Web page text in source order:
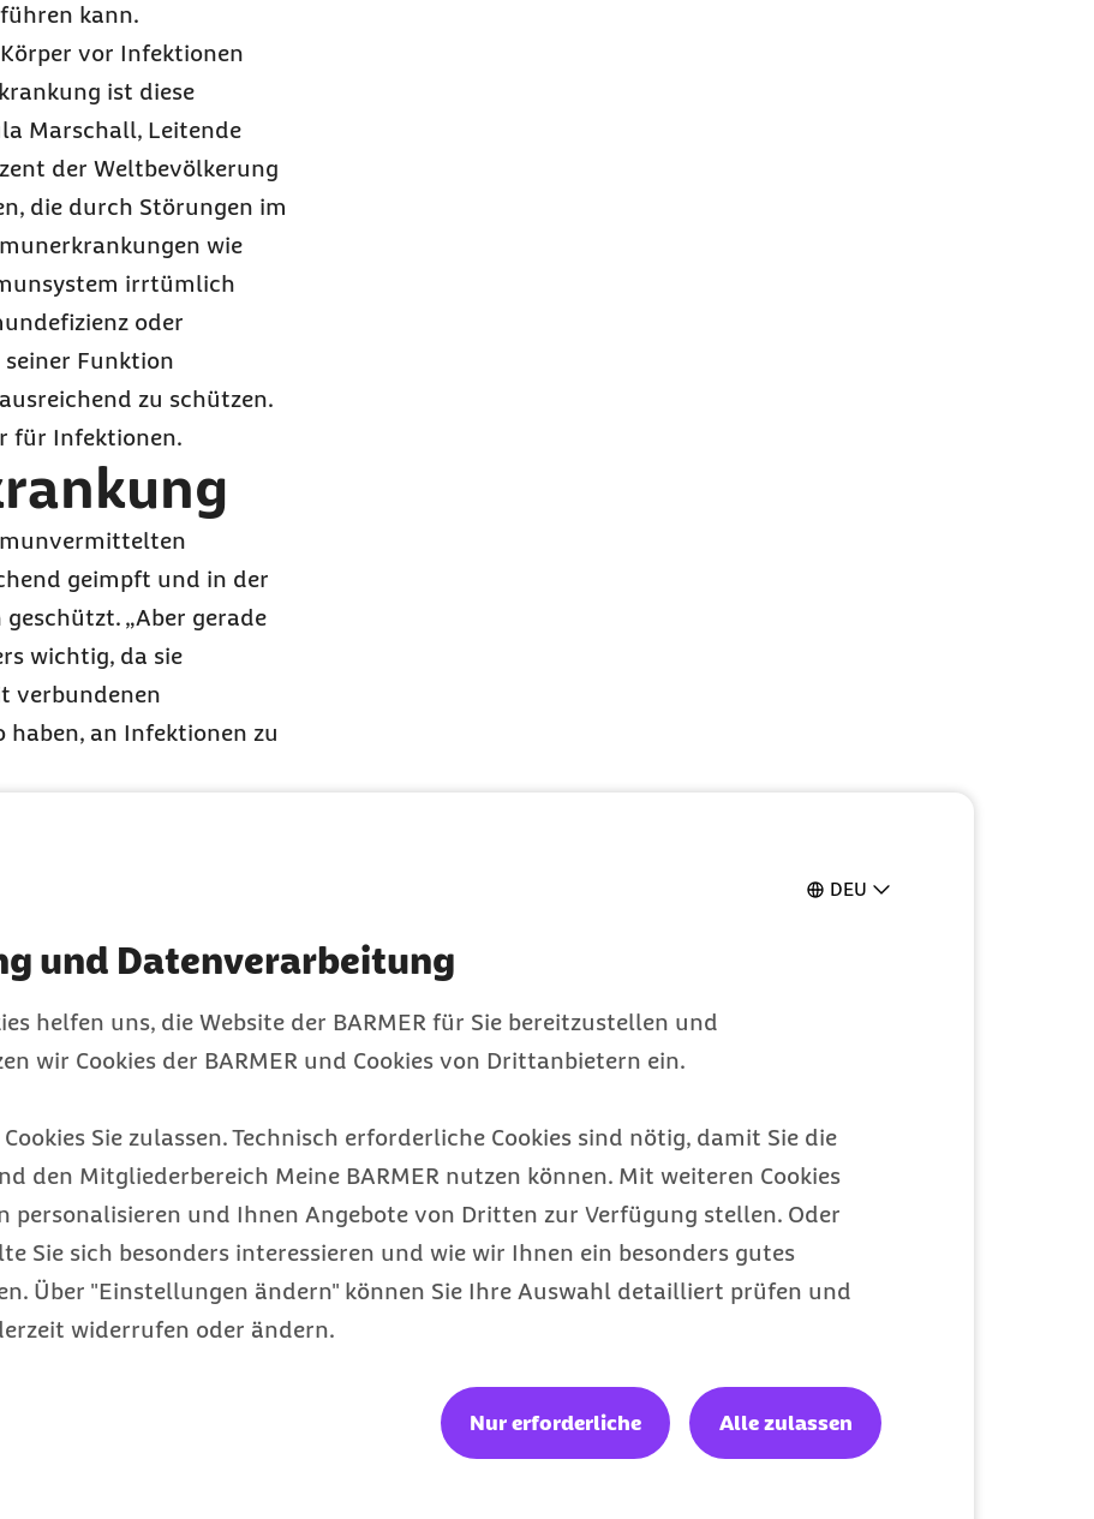
DEU
und Datenverarbeitung
helfen uns, die Website der BARMER für Sie bereitzustellen und
wir Cookies der BARMER und Cookies von Drittanbietern ein.
Sie zulassen. Technisch erforderliche Cookies sind nötig, damit Sie die
den Mitgliederbereich Meine BARMER nutzen können. Mit weiteren Cookies
personalisieren und Ihnen Angebote von Dritten zur Verfügung stellen. Oder
Sie sich besonders interessieren und wie wir Ihnen ein besonders gutes
Über "Einstellungen ändern" können Sie Ihre Auswahl detailliert prüfen und
widerrufen oder ändern.
Nur erforderliche Alle zulassen
kann.
vor Infektionen
ist diese
Marschall, Leitende
der Weltbevölkerung
die durch Störungen im
wie
irrtümlich
oder
Funktion
zu schützen.
für Infektionen.
geimpft und in der
„Aber gerade
wichtig, da sie
verbundenen
haben, an Infektionen zu
die das sich
unterdrückt oder
Infektionen wird erhöht,
nachkommen kann.
bisher wenig
des Gemeinsamen
mit diesem Thema.
wichtig?
Erkrankung und
besonders gefährdet
während der
der
Patientinnen und
Bestimmte
in jüngeren Jahren
oder ein
Ziel, langfristig eine